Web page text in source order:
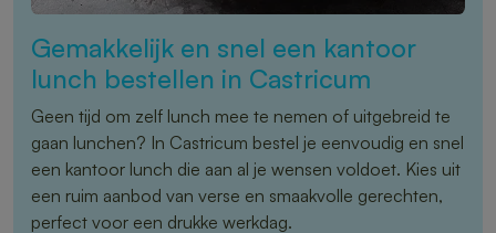
Gemakkelijk en snel een kantoor
lunch bestellen in Castricum
Geen tijd om zelf lunch mee te nemen of uitgebreid te
gaan lunchen? In Castricum bestel je eenvoudig en snel
een kantoor lunch die aan al je wensen voldoet. Kies uit
een ruim aanbod van verse en smaakvolle gerechten,
perfect voor een drukke werkdag.